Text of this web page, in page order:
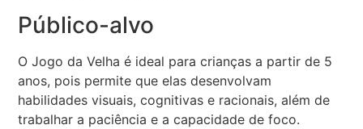
Público-alvo
O Jogo da Velha é ideal para crianças a partir de 5
anos, pois permite que elas desenvolvam
habilidades visuais, cognitivas e racionais, além de
trabalhar a paciência e a capacidade de foco.